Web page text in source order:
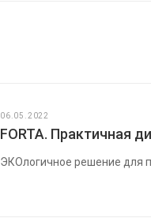
06.05.2022
FORTA. Практичная
ЭКОлогичное решение для